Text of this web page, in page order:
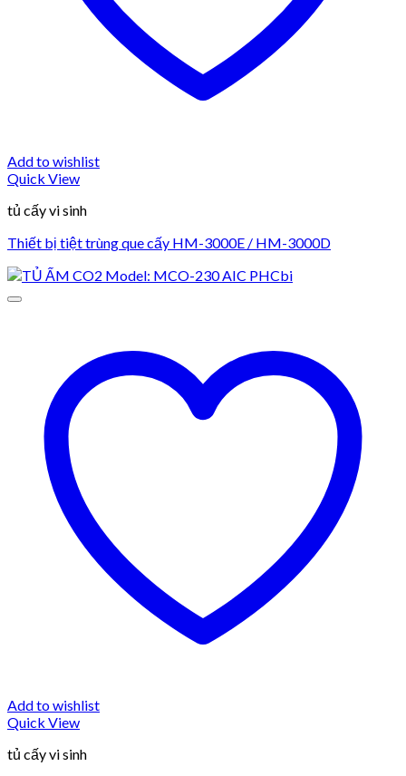
Add to wishlist
Quick View
tủ cấy vi sinh
Thiết bị tiệt trùng que cấy HM-3000E / HM-3000D
Add to wishlist
Quick View
tủ cấy vi sinh